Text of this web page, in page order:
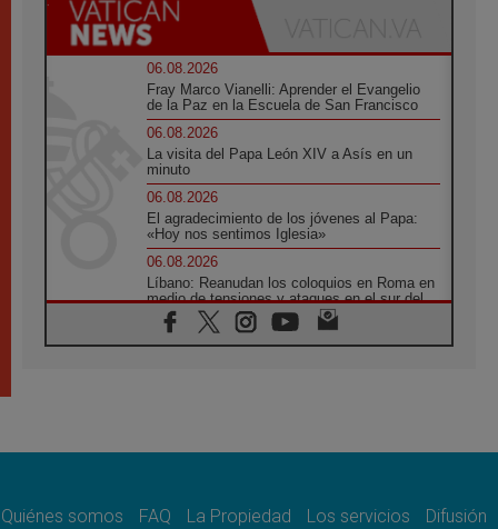
06.08.2026
Fray Marco Vianelli: Aprender el Evangelio
de la Paz en la Escuela de San Francisco
06.08.2026
La visita del Papa León XIV a Asís en un
minuto
06.08.2026
El agradecimiento de los jóvenes al Papa:
«Hoy nos sentimos Iglesia»
06.08.2026
Líbano: Reanudan los coloquios en Roma en
medio de tensiones y ataques en el sur del
país
06.08.2026
noticia para todo el Uruguay
Quiénes somos FAQ La Propiedad Los servicios Difusión